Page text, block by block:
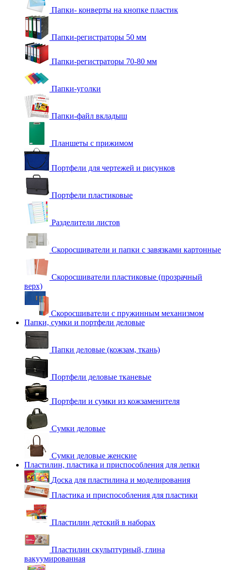
Папки- конверты на кнопке пластик
Папки-регистраторы 50 мм
Папки-регистраторы 70-80 мм
Папки-уголки
Папки-файл вкладыш
Планшеты с прижимом
Портфели для чертежей и рисунков
Портфели пластиковые
Разделители листов
Скоросшиватели и папки с завязками картонные
Скоросшиватели пластиковые (прозрачный
верх)
Скоросшиватели с пружинным механизмом
Папки, сумки и портфели деловые
Папки деловые (кожзам, ткань)
Портфели деловые тканевые
Портфели и сумки из кожзаменителя
Сумки деловые
Сумки деловые женские
Пластилин, пластика и приспособления для лепки
Доска для пластилина и моделирования
Пластика и приспособления для пластики
Пластилин детский в наборах
Пластилин скульптурный, глина
вакуумированная